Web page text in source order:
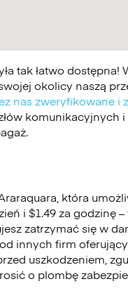
tak łatwo dostępna!
okolicy naszą
nas zweryfikowane i
komunikacyjnych
która
i $1.49 za godzinę
zatrzymać się w
innych firm
uszkodzeniem,
o plombę